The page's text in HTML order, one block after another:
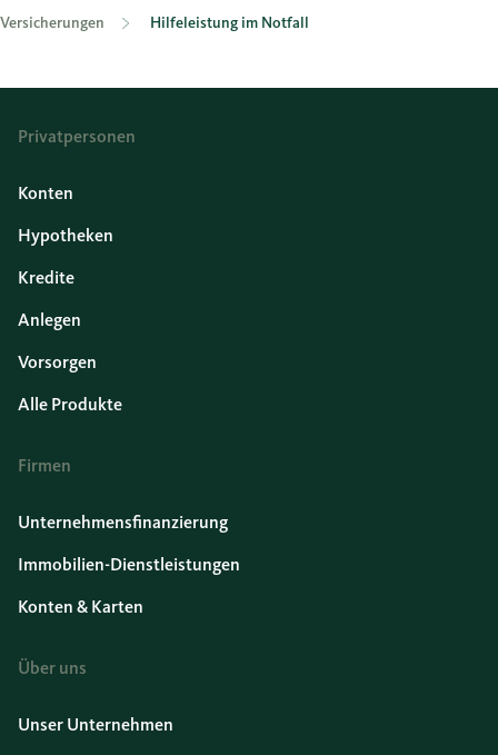
Versicherungen Hilfeleistung im Notfall
Privatpersonen
Konten
Hypotheken
Kredite
Anlegen
Vorsorgen
Alle Produkte
Firmen
Unternehmensfinanzierung
Immobilien-Dienstleistungen
Konten & Karten
Über uns
Unser Unternehmen